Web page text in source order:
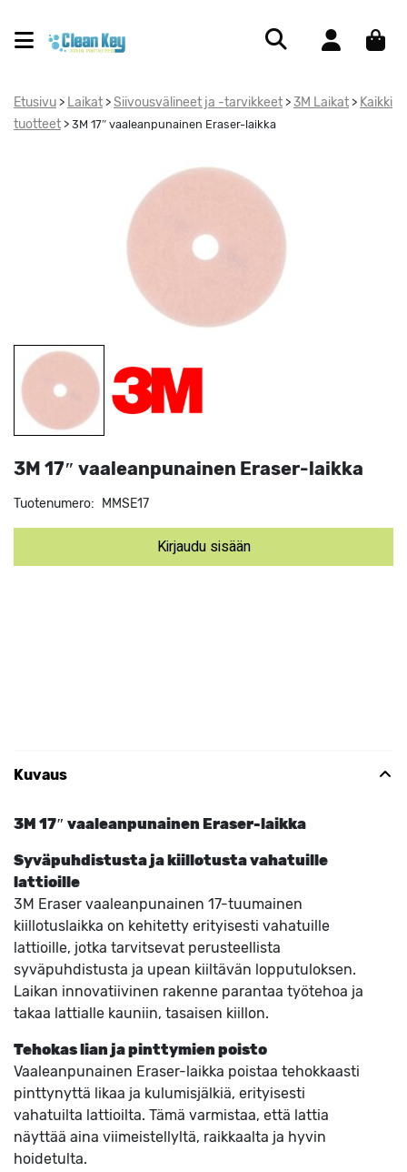
Etusivu > Laikat > Siivousvälineet ja -tarvikkeet > 3M Laikat > Kaikki
tuotteet > 3M 17″ vaaleanpunainen Eraser-laikka
3M 17″ vaaleanpunainen Eraser-laikka
Tuotenumero: MMSE17
Kirjaudu sisään
Kuvaus
3M 17″ vaaleanpunainen Eraser-laikka
Syväpuhdistusta ja kiillotusta vahatuille
lattioille
3M Eraser vaaleanpunainen 17-tuumainen
kiillotuslaikka on kehitetty erityisesti vahatuille
lattioille, jotka tarvitsevat perusteellista
syväpuhdistusta ja upean kiiltävän lopputuloksen.
Laikan innovatiivinen rakenne parantaa työtehoa ja
takaa lattialle kauniin, tasaisen kiillon.
Tehokas lian ja pinttymien poisto
Vaaleanpunainen Eraser-laikka poistaa tehokkaasti
pinttynyttä likaa ja kulumisjälkiä, erityisesti
vahatuilta lattioilta. Tämä varmistaa, että lattia
näyttää aina viimeistellyltä, raikkaalta ja hyvin
hoidetulta.